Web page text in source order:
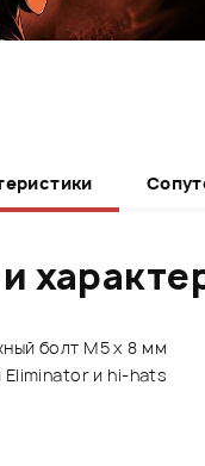
болт М5 х 8 мм
и hi-hats